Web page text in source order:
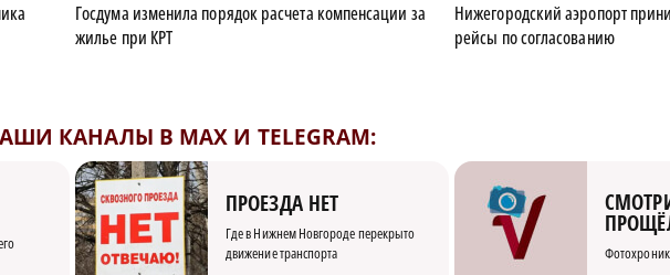
Госдума изменила порядок расчета компенсации за
жилье при КРТ
Нижегородский аэропорт
рейсы по согласованию
КАНАЛЫ В MAX И TELEGRAM:
ПРОЕЗДА НЕТ
Где в Нижнем Новгороде перекрыто
движение транспорта